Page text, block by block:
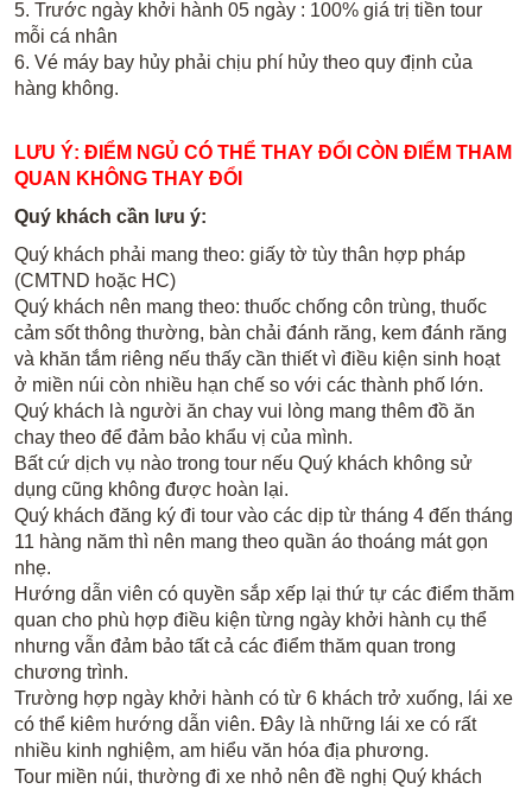
5. Trước ngày khởi hành 05 ngày : 100% giá trị tiền tour
mỗi cá nhân
6. Vé máy bay hủy phải chịu phí hủy theo quy định của
hàng không.​
LƯU Ý: ĐIỂM NGỦ CÓ THỂ THAY ĐỔI CÒN ĐIỂM THAM
QUAN KHÔNG THAY ĐỔI
Quý khách cần lưu ý:
Quý khách phải mang theo: giấy tờ tùy thân hợp pháp
(CMTND hoặc HC)
Quý khách nên mang theo: thuốc chống côn trùng, thuốc
cảm sốt thông thường, bàn chải đánh răng, kem đánh răng
và khăn tắm riêng nếu thấy cần thiết vì điều kiện sinh hoạt
ở miền núi còn nhiều hạn chế so với các thành phố lớn.
Quý khách là người ăn chay vui lòng mang thêm đồ ăn
chay theo để đảm bảo khẩu vị của mình.
Bất cứ dịch vụ nào trong tour nếu Quý khách không sử
dụng cũng không được hoàn lại.
Quý khách đăng ký đi tour vào các dịp từ tháng 4 đến tháng
11 hàng năm thì nên mang theo quần áo thoáng mát gọn
nhẹ.
Hướng dẫn viên có quyền sắp xếp lại thứ tự các điểm thăm
quan cho phù hợp điều kiện từng ngày khởi hành cụ thể
nhưng vẫn đảm bảo tất cả các điểm thăm quan trong
chương trình.
Trường hợp ngày khởi hành có từ 6 khách trở xuống, lái xe
có thể kiêm hướng dẫn viên. Đây là những lái xe có rất
nhiều kinh nghiệm, am hiểu văn hóa địa phương.
Tour miền núi, thường đi xe nhỏ nên đề nghị Quý khách